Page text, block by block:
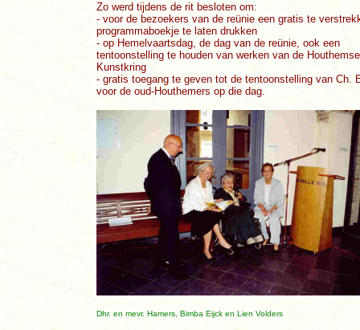
Zo werd tijdens de rit besloten om:
- voor de bezoekers van de reünie een gratis te
programmaboekje te laten drukken
- op Hemelvaartsdag, de dag van de reünie, ook een
tentoonstelling te houden van werken van de Houthemse
Kunstkring
- gratis toegang te geven tot de tentoonstelling van Ch.
voor de oud-Houthemers op die dag.
Dhr. en mevr. Hamers, Bimba Eijck en Lien Volders